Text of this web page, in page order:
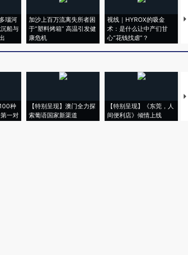
瑙河
船与
加沙上百万流离失所者困
于“塑料烤箱” 高温引发健
康危机
视线｜HYROX的吸金
术：是什么让中产们甘
心“花钱找虐”？
种
一对
【特别呈现】澳门全力探
索葡语国家新渠道
【特别呈现】《东莞，人
间便利店》倾情上线